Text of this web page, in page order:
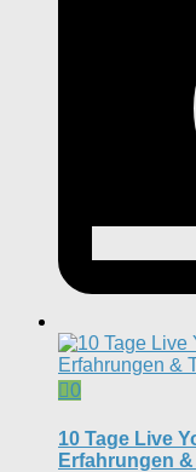
0
10 Tage Live
Erfahrungen